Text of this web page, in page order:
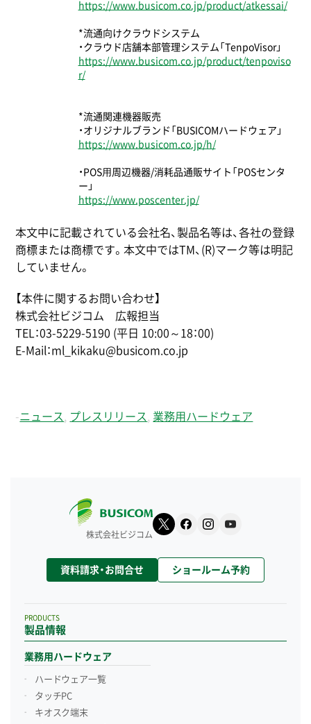
https://www.busicom.co.jp/product/atkessai/
*流通向けクラウドシステム
・クラウド店舗本部管理システム「TenpoVisor」
https://www.busicom.co.jp/product/tenpoviso
r/
*流通関連機器販売
・オリジナルブランド「BUSICOMハードウェア」
https://www.busicom.co.jp/h/
・POS⽤周辺機器/消耗品通販サイト「POSセンタ
ー」
https://www.poscenter.jp/
本文中に記載されている会社名、製品名等は、各社の登録
商標または商標です。本文中ではTM、(R)マーク等は明記
していません。
【本件に関するお問い合わせ】
株式会社ビジコム 広報担当
TEL：03-5229-5190 (平日 10:00～18：00)
E-Mail：ml_kikaku@busicom.co.jp
- ニュース プレスリリース 業務用ハードウェア
株式会社ビジコム
資料請求・お問合せ ショールーム予約
製品情報
PRODUCTS
業務用ハードウェア
ハードウェア一覧
タッチPC
キオスク端末